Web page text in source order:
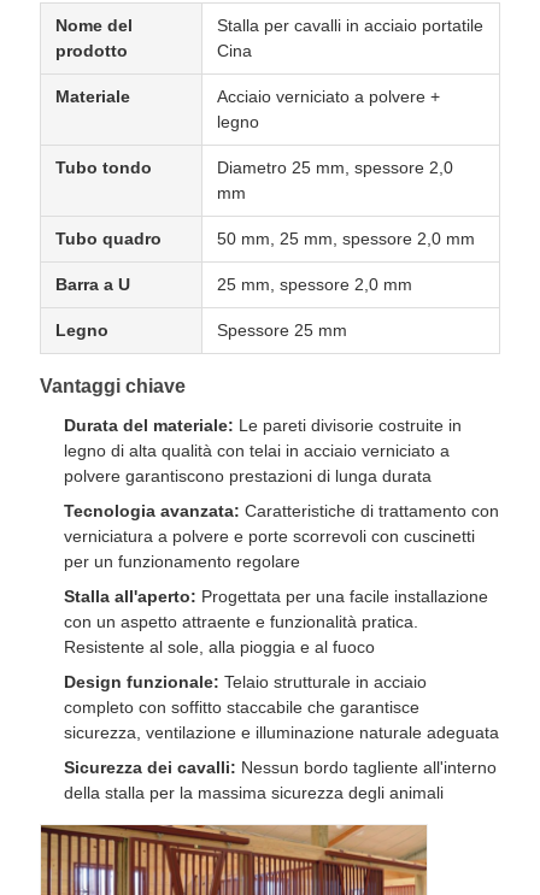
Nome del
prodotto
Stalla per cavalli in acciaio portatile
Cina
Materiale
Acciaio verniciato a polvere +
legno
Tubo tondo
Diametro 25 mm, spessore 2,0
mm
Tubo quadro 50 mm, 25 mm, spessore 2,0 mm
Barra a U 25 mm, spessore 2,0 mm
Legno Spessore 25 mm
Vantaggi chiave
Durata del materiale: Le pareti divisorie costruite in
legno di alta qualità con telai in acciaio verniciato a
polvere garantiscono prestazioni di lunga durata
Tecnologia avanzata: Caratteristiche di trattamento con
verniciatura a polvere e porte scorrevoli con cuscinetti
per un funzionamento regolare
Stalla all'aperto: Progettata per una facile installazione
con un aspetto attraente e funzionalità pratica.
Resistente al sole, alla pioggia e al fuoco
Design funzionale: Telaio strutturale in acciaio
completo con soffitto staccabile che garantisce
sicurezza, ventilazione e illuminazione naturale adeguata
Sicurezza dei cavalli: Nessun bordo tagliente all'interno
della stalla per la massima sicurezza degli animali